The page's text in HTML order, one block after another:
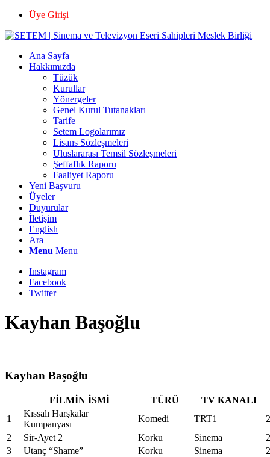
Üye Girişi
Ana Sayfa
Hakkımızda
Tüzük
Kurullar
Yönergeler
Genel Kurul Tutanakları
Tarife
Setem Logolarımız
Lisans Sözleşmeleri
Uluslararası Temsil Sözleşmeleri
Şeffaflık Raporu
Faaliyet Raporu
Yeni Başvuru
Üyeler
Duyurular
İletişim
English
Ara
Menu Menu
Instagram
Facebook
Twitter
Kayhan Başoğlu
Kayhan Başoğlu
FİLMİN İSMİ TÜRÜ
TV KANALI
1
Kıssalı Harşkalar
Kumpanyası
Komedi TRT1
2
Sir-Ayet 2 Korku Sinema
3
Utanç “Shame” Korku Sinema